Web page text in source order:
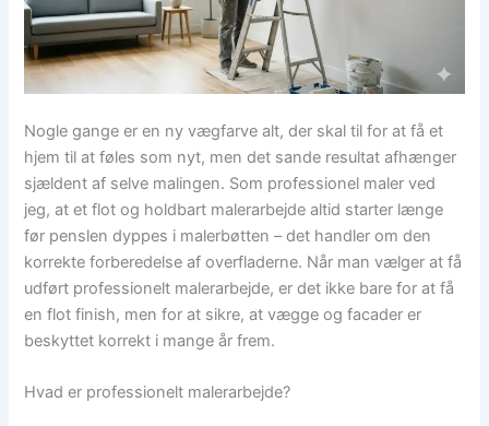
Nogle gange er en ny vægfarve alt, der skal til for at få et
hjem til at føles som nyt, men det sande resultat afhænger
sjældent af selve malingen. Som professionel maler ved
jeg, at et flot og holdbart malerarbejde altid starter længe
før penslen dyppes i malerbøtten – det handler om den
korrekte forberedelse af overfladerne. Når man vælger at få
udført professionelt malerarbejde, er det ikke bare for at få
en flot finish, men for at sikre, at vægge og facader er
beskyttet korrekt i mange år frem.
Hvad er professionelt malerarbejde?